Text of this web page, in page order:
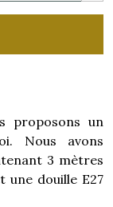
proposons un
Nous avons
3 mètres
une douille E27